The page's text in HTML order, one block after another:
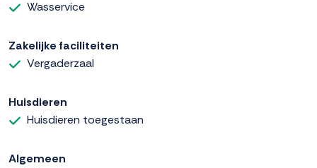
Wasservice
Zakelijke faciliteiten
Vergaderzaal
Huisdieren
Huisdieren toegestaan
Algemeen